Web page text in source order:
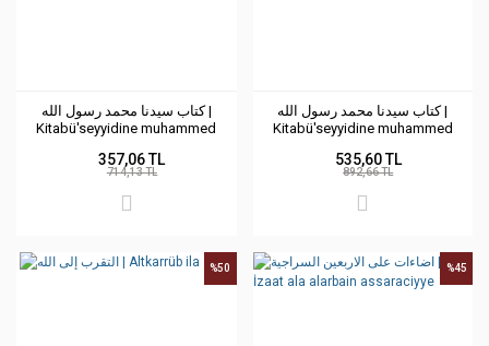
كتاب سيدنا محمد رسول الله |
Kitabü'seyyidine muhammed
357,06 TL
714,13 TL
كتاب سيدنا محمد رسول الله |
Kitabü'seyyidine muhammed
535,60 TL
892,66 TL
%50 %45